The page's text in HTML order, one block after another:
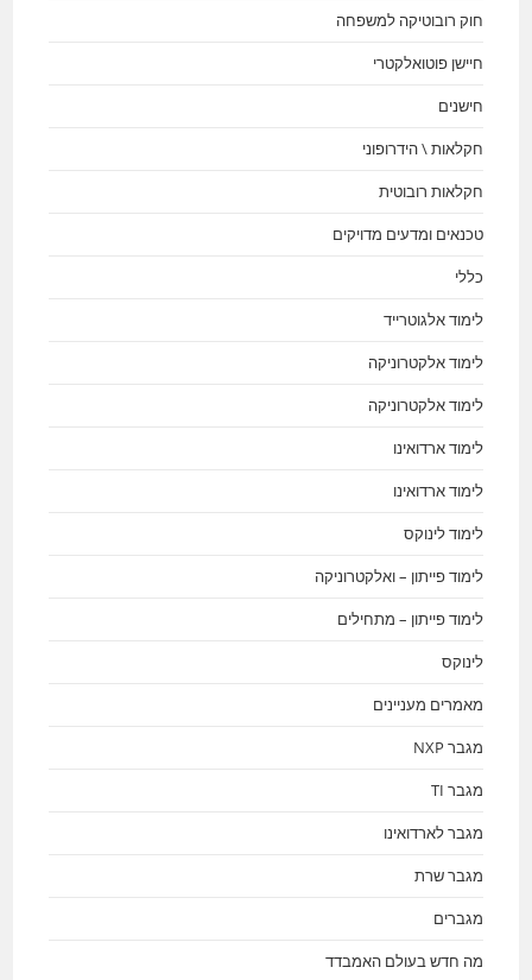
חוק רובוטיקה למשפחה
חיישן פוטואלקטרי
חישנים
חקלאות \ הידרופוני
חקלאות רובוטית
טכנאים ומדעים מדויקים
כללי
לימוד אלגוטרייד
לימוד אלקטרוניקה
לימוד אלקטרוניקה
לימוד ארדואינו
לימוד ארדואינו
לימוד לינוקס
לימוד פייתון – ואלקטרוניקה
לימוד פייתון – מתחילים
לינוקס
מאמרים מעניינים
מגבר NXP
מגבר TI
מגבר לארדואינו
מגבר שרת
מגברים
מה חדש בעולם האמבדד